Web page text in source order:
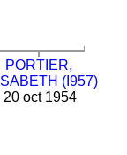
PORTIER,
(I957)
20 oct 1954